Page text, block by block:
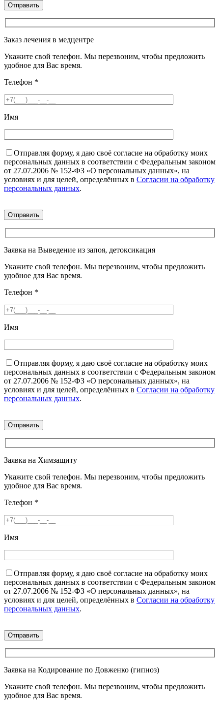
Заказ лечения в медцентре
Укажите свой телефон. Мы перезвоним, чтобы предложить
удобное для Вас время.
Телефон *
Имя
Отправляя форму, я даю своё согласие на обработку моих
персональных данных в соответствии с Федеральным законом
от 27.07.2006 № 152-ФЗ «О персональных данных», на
условиях и для целей, определённых в Согласии на обработку
персональных данных.
Заявка на Выведение из запоя, детоксикация
Укажите свой телефон. Мы перезвоним, чтобы предложить
удобное для Вас время.
Телефон *
Имя
Отправляя форму, я даю своё согласие на обработку моих
персональных данных в соответствии с Федеральным законом
от 27.07.2006 № 152-ФЗ «О персональных данных», на
условиях и для целей, определённых в Согласии на обработку
персональных данных.
Заявка на Химзащиту
Укажите свой телефон. Мы перезвоним, чтобы предложить
удобное для Вас время.
Телефон *
Имя
Отправляя форму, я даю своё согласие на обработку моих
персональных данных в соответствии с Федеральным законом
от 27.07.2006 № 152-ФЗ «О персональных данных», на
условиях и для целей, определённых в Согласии на обработку
персональных данных.
Заявка на Кодирование по Довженко (гипноз)
Укажите свой телефон. Мы перезвоним, чтобы предложить
удобное для Вас время.